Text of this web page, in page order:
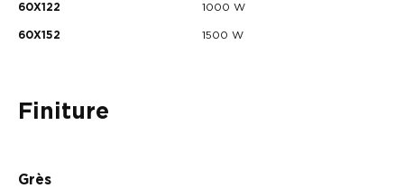
60X122 1000 W
60X152 1500 W
Finiture
Grès